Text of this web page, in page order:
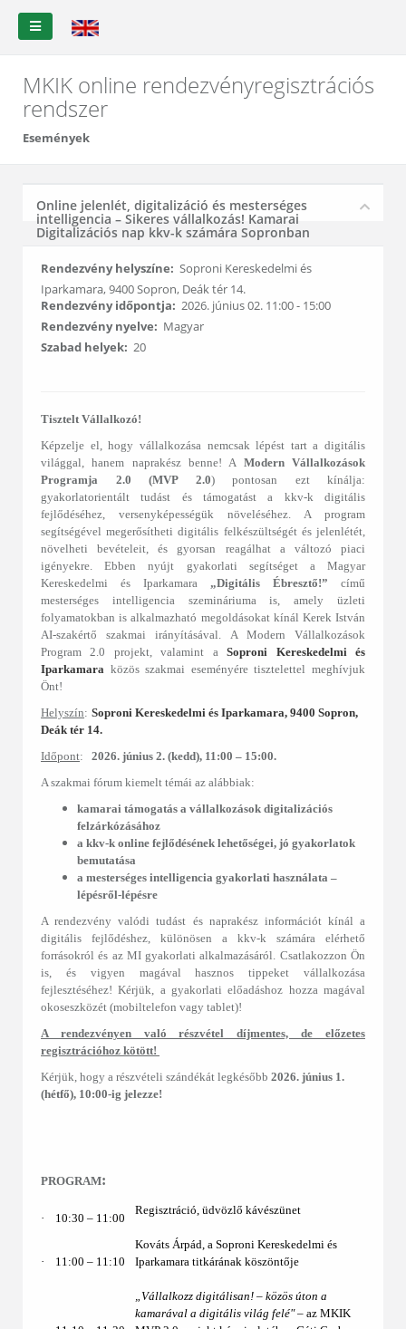
MKIK online rendezvényregisztrációs
rendszer
Események
Online jelenlét, digitalizáció és mesterséges
intelligencia – Sikeres vállalkozás! Kamarai
Digitalizációs nap kkv-k számára Sopronban
Rendezvény helyszíne: Soproni Kereskedelmi és
Iparkamara, 9400 Sopron, Deák tér 14.
Rendezvény időpontja: 2026. június 02. 11:00 - 15:00
Rendezvény nyelve: Magyar
Szabad helyek: 20
Tisztelt Vállalkozó!
Képzelje el, hogy vállalkozása nemcsak lépést tart a digitális
világgal, hanem naprakész benne! A Modern Vállalkozások
Programja 2.0 (MVP 2.0) pontosan ezt kínálja:
gyakorlatorientált tudást és támogatást a kkv-k digitális
fejlődéséhez, versenyképességük növeléséhez. A program
segítségével megerősítheti digitális felkészültségét és jelenlétét,
növelheti bevételeit, és gyorsan reagálhat a változó piaci
igényekre. Ebben nyújt gyakorlati segítséget a Magyar
Kereskedelmi és Iparkamara „Digitális Ébresztő!” című
mesterséges intelligencia szemináriuma is, amely üzleti
folyamatokban is alkalmazható megoldásokat kínál Kerek István
AI-szakértő szakmai irányításával. A Modern Vállalkozások
Program 2.0 projekt, valamint aSoproni Kereskedelmi és
Iparkamara közös szakmai eseményére tisztelettel meghívjuk
Önt!
Helyszín: Soproni Kereskedelmi és Iparkamara, 9400 Sopron,
Deák tér 14.
Időpont:
2026. június 2. (kedd), 11:00 – 15:00.
A szakmai fórum kiemelt témái az alábbiak:
kamarai támogatás a vállalkozások digitalizációs
felzárkózásához
a kkv-k online fejlődésének lehetőségei, jó gyakorlatok
bemutatása
a mesterséges intelligencia gyakorlati használata ‒
lépésről-lépésre
A rendezvény valódi tudást és naprakész információt kínál a
digitális fejlődéshez, különösen a kkv-k számára elérhető
forrásokról és az MI gyakorlati alkalmazásáról. Csatlakozzon Ön
is, és vigyen magával hasznos tippeket vállalkozása
fejlesztéséhez! Kérjük, a gyakorlati előadáshoz hozza magával
okoseszközét (mobiltelefon vagy tablet)!
A rendezvényen való részvétel díjmentes, de előzetes
regisztrációhoz kötött!
Kérjük, hogy a részvételi szándékát legkésőbb 2026. június 1.
(hétfő), 10:00-ig jelezze!
PROGRAM:
· 10:30 ‒ 11:00
Regisztráció, üdvözlő kávészünet
· 11:00 ‒ 11:10
Kováts Árpád, a Soproni Kereskedelmi és
Iparkamara titkárának köszöntője
„Vállalkozz digitálisan! – közös úton a
kamarával a digitális világ felé"– az MKIK